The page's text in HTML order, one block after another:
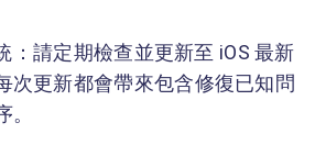
：請定期檢查並更新至 iOS 最新
次更新都會帶來包含修復已知問